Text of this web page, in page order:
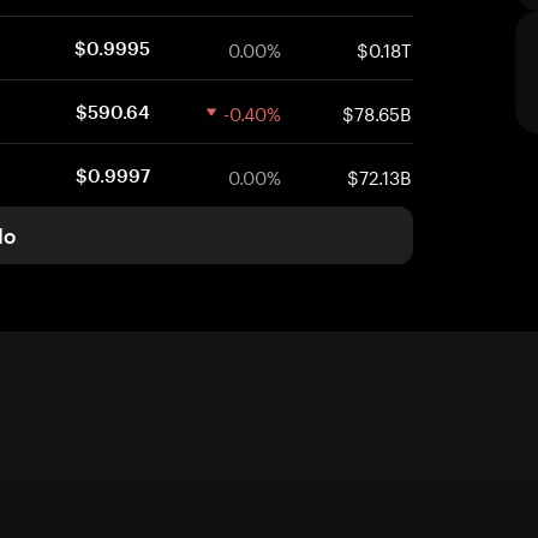
$0.9995 0.00% $0.18T
$590.64 -0.40% $78.65B
$0.9997 0.00% $72.13B